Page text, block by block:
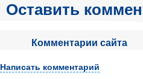
Оставить
Комментарии сайта
Написать комментарий